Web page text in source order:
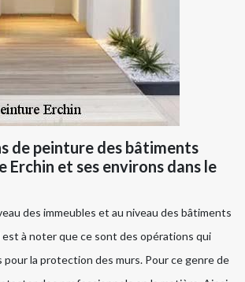
de peinture des bâtiments
Erchin et ses environs dans le
des immeubles et au niveau des bâtiments
à noter que ce sont des opérations qui
pour la protection des murs. Pour ce genre de